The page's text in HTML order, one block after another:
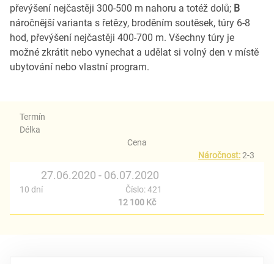
převýšení nejčastěji 300-500 m nahoru a totéž dolů; B
náročnější varianta s řetězy, broděním soutěsek, túry 6-8
hod, převýšení nejčastěji 400-700 m. Všechny túry je
možné zkrátit nebo vynechat a udělat si volný den v místě
ubytování nebo vlastní program.
Termín
Délka
Cena
Náročnost:2-3
27.06.2020 - 06.07.2020
10 dní
Číslo: 421
12 100 Kč